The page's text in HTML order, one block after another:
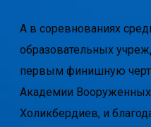
А в соревнованиях
образовательных
первым финишную
Академии
Холикбердиев, и